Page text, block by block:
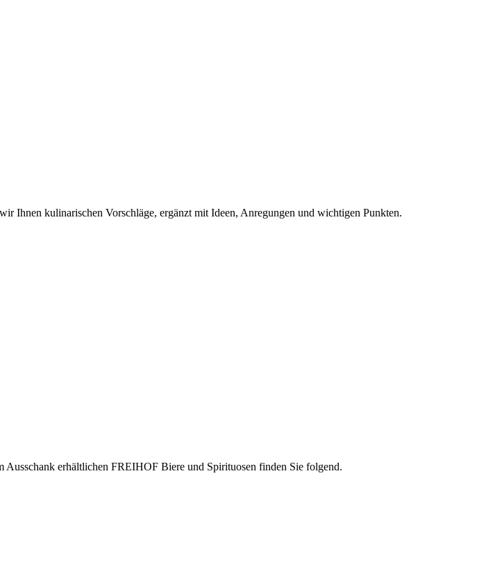
Ihnen kulinarischen Vorschläge, ergänzt mit Ideen, Anregungen und wichtigen Punkten.
Ausschank erhältlichen FREIHOF Biere und Spirituosen finden Sie folgend.